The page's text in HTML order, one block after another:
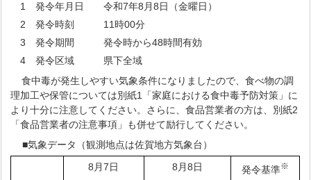
1 発令年月日 令和7年8月8日（金曜日）
2 発令時刻 11時00分
3 発令期間 発令時から48時間有効
4 発令区域 県下全域
食中毒が発生しやすい気象条件になりましたので、食べ物の調
理加工や保管については別紙1「家庭における食中毒予防対策」に
より十分に注意してください。さらに、食品営業者の方は、別紙2
「食品営業者の注意事項」も併せて励行してください。
■気象データ（観測地点は佐賀地方気象台）
8月7日
8月8日 発令基準※